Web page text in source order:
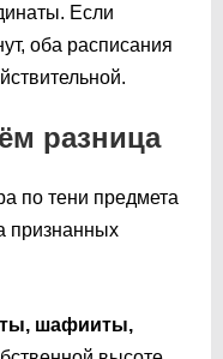
Если
оба расписания
разница
по тени предмета
признанных
шафииты,